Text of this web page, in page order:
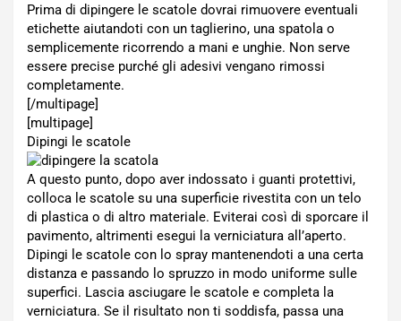
Prima di dipingere le scatole dovrai rimuovere eventuali
etichette aiutandoti con un taglierino, una spatola o
semplicemente ricorrendo a mani e unghie. Non serve
essere precise purché gli adesivi vengano rimossi
completamente.
[/multipage]
[multipage]
Dipingi le scatole
A questo punto, dopo aver indossato i guanti protettivi,
colloca le scatole su una superficie rivestita con un telo
di plastica o di altro materiale. Eviterai così di sporcare il
pavimento, altrimenti esegui la verniciatura all’aperto.
Dipingi le scatole con lo spray mantenendoti a una certa
distanza e passando lo spruzzo in modo uniforme sulle
superfici. Lascia asciugare le scatole e completa la
verniciatura. Se il risultato non ti soddisfa, passa una